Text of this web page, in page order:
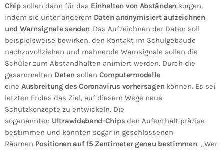
Chipsollen dann für das Einhalten von Abständensorgen,
indem sie unter anderem Daten anonymisiert aufzeichnen
und Warnsignale senden. Das Aufzeichnen der Daten soll
beispielsweise bewirken, den Kontakt im Schulgebäude
nachzuvollziehen und mahnende Warnsignale sollen die
Schüler zum Abstandhalten animiert werden. Durch die
gesammelten Datensollen Computermodelle
eine Ausbreitung des Coronavirus vorhersagenkönnen. Es sei
letzten Endes das Ziel, auf diesem Wege neue
Schutzkonzepte zu entwickeln. Die
sogenannten Ultrawideband-Chips den Aufenthalt präzise
bestimmen und könnten sogar in geschlossenen
Räumen Positionen auf 15 Zentimeter genau bestimmen. „Wer